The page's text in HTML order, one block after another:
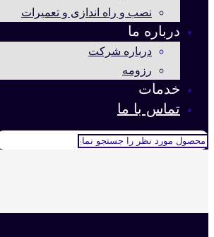
نصب و راه اندازی و تعمیرات
درباره ما
درباره شرکت
رزومه
خدمات
تماس با ما